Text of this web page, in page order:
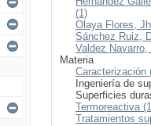
(1)
Olaya Flores,
Sánchez Ruiz,
Valdez
Materia
Caracterización
Ingeniería de
Superficies
Termoreactiva
Tratamientos